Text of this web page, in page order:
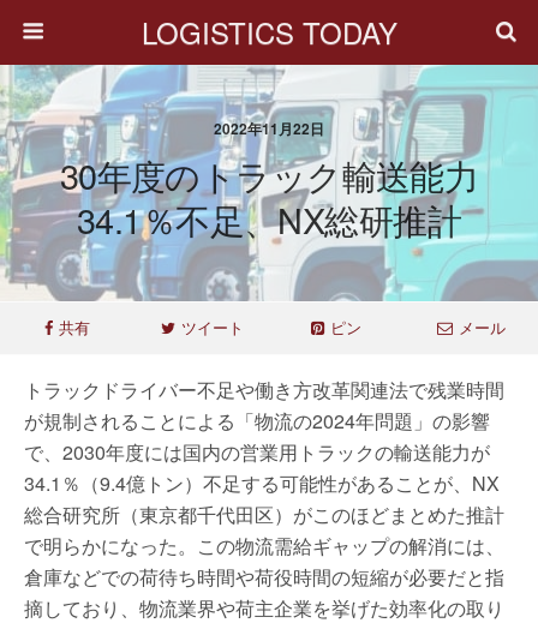
LOGISTICS TODAY
2022年11月22日
30年度のトラック輸送能力
34.1％不足、NX総研推計
共有 ツイート ピン メール
トラックドライバー不足や働き方改革関連法で残業時間
が規制されることによる「物流の2024年問題」の影響
で、2030年度には国内の営業用トラックの輸送能力が
34.1％（9.4億トン）不足する可能性があることが、NX
総合研究所（東京都千代田区）がこのほどまとめた推計
で明らかになった。この物流需給ギャップの解消には、
倉庫などでの荷待ち時間や荷役時間の短縮が必要だと指
摘しており、物流業界や荷主企業を挙げた効率化の取り